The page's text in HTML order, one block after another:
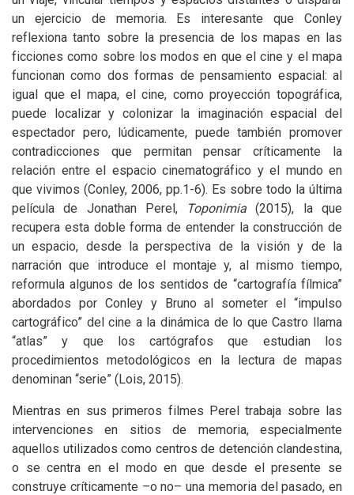
un ejercicio de memoria. Es interesante que Conley
reflexiona tanto sobre la presencia de los mapas en las
ficciones como sobre los modos en que el cine y el mapa
funcionan como dos formas de pensamiento espacial: al
igual que el mapa, el cine, como proyección topográfica,
puede localizar y colonizar la imaginación espacial del
espectador pero, lúdicamente, puede también promover
contradicciones que permitan pensar críticamente la
relación entre el espacio cinematográfico y el mundo en
que vivimos (Conley, 2006, pp.1-6). Es sobre todo la última
película de Jonathan Perel,
Toponimia (2015), la que
recupera esta doble forma de entender la construcción de
un espacio, desde la perspectiva de la visión y de la
narración que introduce el montaje y, al mismo tiempo,
reformula algunos de los sentidos de “cartografía fílmica”
abordados por Conley y Bruno al someter el “impulso
cartográfico” del cine a la dinámica de lo que Castro llama
“atlas” y que los cartógrafos que estudian los
procedimientos metodológicos en la lectura de mapas
denominan “serie” (Lois, 2015).
Mientras en sus primeros filmes Perel trabaja sobre las
intervenciones en sitios de memoria, especialmente
aquellos utilizados como centros de detención clandestina,
o se centra en el modo en que desde el presente se
construye críticamente –o no– una memoria del pasado, en